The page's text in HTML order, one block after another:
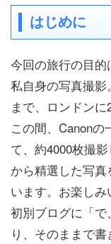
はじめに
今回の旅行の目的
私自身の写真撮影
まで、ロンドンに
この間、Canon
て、約4000枚撮
から精選した写
います。お楽し
初別ブログに「
り、そのままで